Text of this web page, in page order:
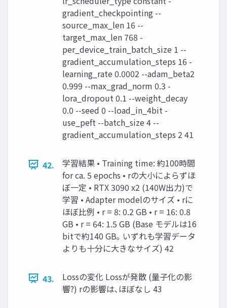
gradient_checkpointing --
source_max_len 16 --
target_max_len 768 -
per_device_train_batch_size 1 --
gradient_accumulation_steps 16 -
learning_rate 0.0002 --adam_beta2
0.999 --max_grad_norm 0.3 -
lora_dropout 0.1 --weight_decay
0.0 --seed 0 --load_in_4bit -
use_peft --batch_size 4 --
gradient_accumulation_steps 2 41
42.
学習結果 • Training time: 約100時間
for ca. 5 epochs • rの大小によらずほ
ぼ一定 • RTX 3090 x2 (140W出力)で
学習 • Adapter modelのサイズ • rに
ほぼ比例 • r = 8: 0.2 GB • r = 16: 0.8
GB • r = 64: 1.5 GB (Base モデルは16
bitで約140 GB｡ いずれも学習データ
よりも十分に大きなサイズ) 42
43.
Lossの変化 Lossが発散 (量子化の影
響?) rの影響は､ほぼなし 43